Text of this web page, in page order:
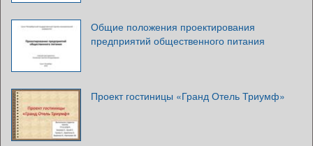
Общие положения проектирования
предприятий общественного питания
Проект гостиницы «Гранд Отель Триумф»